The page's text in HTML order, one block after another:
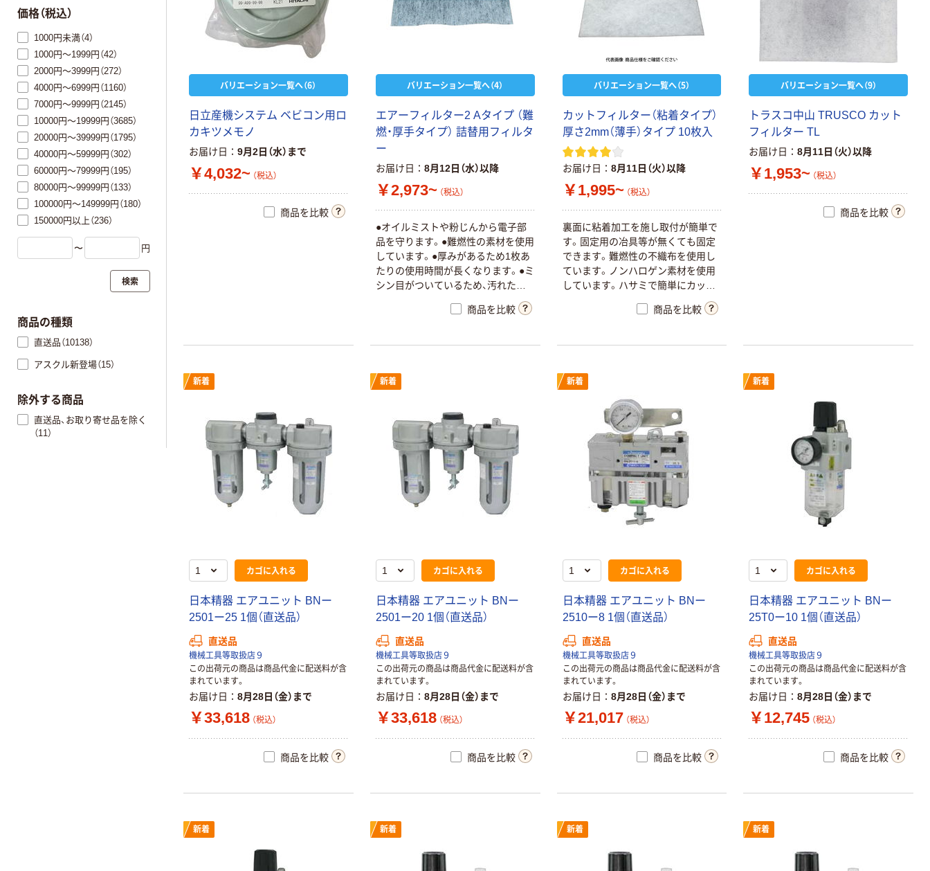
バリエーション一覧へ（6）
日立産機システム ベビコン用ロ
カキツメモノ
お届け日 9月2日（水）まで
￥4,032~ （税込）
商品を比較
バリエーション一覧へ（4）
エアーフィルター2 Aタイプ （難
燃・厚手タイプ） 詰替用フィルタ
ー
お届け日 8月12日（水）以降
￥2,973~ （税込）
●オイルミストや粉じんから電子部
品を守ります。●難燃性の素材を使用
しています。●厚みがあるため1枚あ
たりの使用時間が長くなります。●ミ
シン目がついているため、汚れたフ
ィルターを簡単に切り離すことがで
きます。●外付けのため、汚れが一目
厚手タイプとしてもご利用いただけ
商品を比較
バリエーション一覧へ（5）
カットフィルター（粘着タイプ）
厚さ2mm（薄手）タイプ 10枚入
お届け日 8月11日（火）以降
￥1,995~ （税込）
裏面に粘着加工を施し取付が簡単で
す。固定用の冶具等が無くても固定
できます。難燃性の不織布を使用し
ています。ノンハロゲン素材を使用
しています。ハサミで簡単にカット
できます。工場内のエアコンや換気
口、制御盤やモーターの吸気部分に
パソコンやサーバーの吸気口に取り
アコンや換気扇等のプレフィルター
に。難燃性（JIS L 1091 A-1法 区分3
適合） カットタイプ ポリエステル
商品を比較
バリエーション一覧へ（9）
トラスコ中山 TRUSCO カット
フィルター TL
お届け日 8月11日（火）以降
￥1,953~ （税込）
商品を比較
新着
カゴに入れる
日本精器 エアユニット BNー
2501ー25 1個（直送品）
直送品
機械工具等取扱店９
この出荷元の商品は商品代金に配送料が含
まれています。
お届け日 8月28日（金）まで
￥33,618 （税込）
商品を比較
新着
カゴに入れる
日本精器 エアユニット BNー
2501ー20 1個（直送品）
直送品
機械工具等取扱店９
この出荷元の商品は商品代金に配送料が含
まれています。
お届け日 8月28日（金）まで
￥33,618 （税込）
商品を比較
新着
カゴに入れる
日本精器 エアユニット BNー
2510ー8 1個（直送品）
直送品
機械工具等取扱店９
この出荷元の商品は商品代金に配送料が含
まれています。
お届け日 8月28日（金）まで
￥21,017 （税込）
商品を比較
新着
カゴに入れる
日本精器 エアユニット BNー
25T0ー10 1個（直送品）
直送品
機械工具等取扱店９
この出荷元の商品は商品代金に配送料が含
まれています。
お届け日 8月28日（金）まで
￥12,745 （税込）
商品を比較
新着 新着 新着 新着
価格（税込）
1000円未満（4）
1000円～1999円（42）
2000円～3999円（272）
4000円～6999円（1160）
7000円～9999円（2145）
10000円～19999円（3685）
20000円～39999円（1795）
40000円～59999円（302）
60000円～79999円（195）
80000円～99999円（133）
100000円～149999円（180）
150000円以上（236）
〜 円
検索
商品の種類
直送品（10138）
アスクル新登場（15）
除外する商品
直送品、お取り寄せ品を除く
（11）